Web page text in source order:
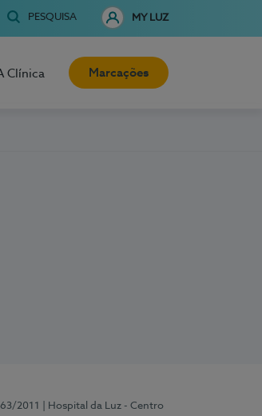
PESQUISA MY LUZ
Clínica Marcações
2011
| Hospital da Luz - Centro